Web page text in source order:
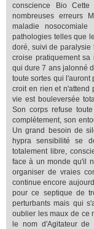
conscience Bio
nombreuses erreurs
maladie
pathologies telles que
doré, suivi de paralysie
croise pratiquement
qui dure 7 ans jalonné
toute sortes qui
croit en rien et n'attend
vie est bouleversée
Son corps refuse
complètement, son
Un grand besoin de
hypra sensibilité se
totalement libre,
face à un monde qu'il
organiser de vraies
continue encore
pour ce septique de
perturbants mais qui
oublier les maux de ce
le nom d'Agitateur de